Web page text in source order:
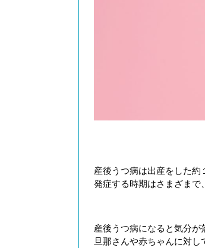
産後うつ病は出産をした約
発症する時期はさまざまで
産後うつ病になると気分が
旦那さんや赤ちゃんに対し